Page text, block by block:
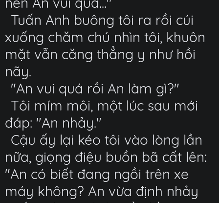
Tuấn Anh buông tôi ra rồi cúi
xuống chăm chú nhìn tôi, khuôn
mặt vẫn căng thẳng y như hồi
nãy.
"An vui quá rồi An làm gì?"
Tôi mím môi, một lúc sau mới
đáp: "An nhảy."
Cậu ấy lại kéo tôi vào lòng lần
nữa, giọng điệu buồn bã cất lên:
"An có biết đang ngồi trên xe
máy không? An vừa định nhảy